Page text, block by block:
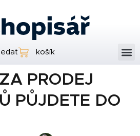
košík
PRODEJ
PŮJDETE DO